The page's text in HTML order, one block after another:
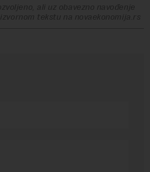
ali uz obavezno navođenje
tekstu na novaekonomija.rs